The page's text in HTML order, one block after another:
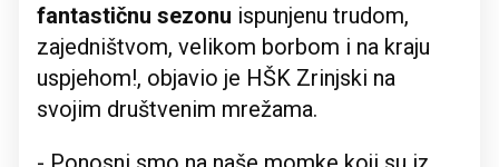
fantastičnu sezonu ispunjenu trudom,
zajedništvom, velikom borbom i na kraju
uspjehom!, objavio je HŠK Zrinjski na
svojim društvenim mrežama.